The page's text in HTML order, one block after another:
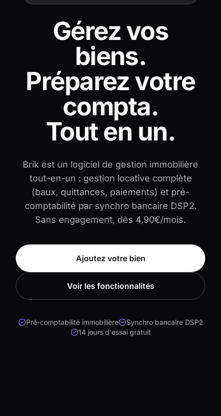
Gérez vos
biens.
Préparez votre
compta.
Tout en un.
Brik est un logiciel de gestion immobilière
tout-en-un : gestion locative complète
(baux, quittances, paiements) et pré-
comptabilité par synchro bancaire DSP2.
Sans engagement, dès 4,90€/mois.
Ajoutez votre bien
Voir les fonctionnalités
Pré-comptabilité immobilière
Synchro bancaire DSP2
14 jours d'essai gratuit